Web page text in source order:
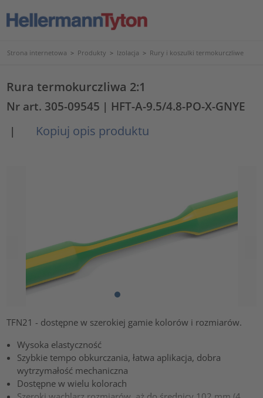
Strona internetowa > Produkty > Izolacja > Rury i koszulki termokurczliwe
Rura termokurczliwa 2:1
Nr art. 305-09545 | HFT-A-9.5/4.8-PO-X-GNYE
|
Kopiuj opis produktu
TFN21 - dostępne w szerokiej gamie kolorów i rozmiarów.
Wysoka elastyczność
Szybkie tempo obkurczania, łatwa aplikacja, dobra
wytrzymałość mechaniczna
Dostępne w wielu kolorach